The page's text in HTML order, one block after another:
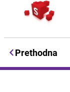
Prethodna